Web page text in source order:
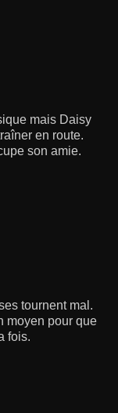
mais Daisy
en route.
son amie.
tournent mal.
moyen pour que
fois.